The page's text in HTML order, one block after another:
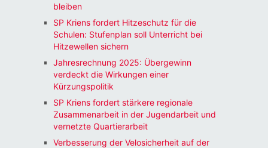
bleiben
SP Kriens fordert Hitzeschutz für die
Schulen: Stufenplan soll Unterricht bei
Hitzewellen sichern
Jahresrechnung 2025: Übergewinn
verdeckt die Wirkungen einer
Kürzungspolitik
SP Kriens fordert stärkere regionale
Zusammenarbeit in der Jugendarbeit und
vernetzte Quartierarbeit
Verbesserung der Velosicherheit auf der